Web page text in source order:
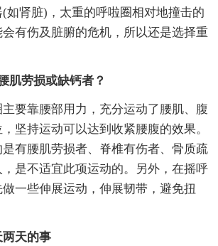
如肾脏)，太重的呼啦圈相对地撞击的
有伤及脏腑的危机，所以还是选择重
肌劳损或缺钙者？
要靠腰部用力，充分运动了腰肌、腹
坚持运动可以达到收紧腰腹的效果。
有腰肌劳损者、脊椎有伤者、骨质疏
是不适宜此项运动的。另外，在摇呼
一些伸展运动，伸展韧带，避免扭
天的事